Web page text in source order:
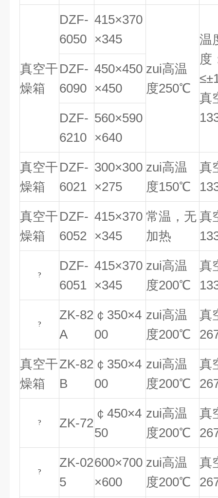
真空干
燥箱
DZF-
6050
415×370
×345
zui高温
度250℃
温
度
真
DZF-
6090
450×450
×450
DZF-
6210
560×590
×640
真空干
燥箱
DZF-
6021
300×300
×275
zui高温
度150℃
真
真空干
燥箱
DZF-
6052
415×370
×345
常温，无
加热
真
?
DZF-
6051
415×370
×345
zui高温
度200℃
真
?
ZK-82
A
￠350×4
00
zui高温
度200℃
真
真空干
燥箱
ZK-82
B
￠350×4
00
zui高温
度200℃
真
? ZK-72
￠450×4
50
zui高温
度200℃
真
?
ZK-02
5
600×700
×600
zui高温
度200℃
真